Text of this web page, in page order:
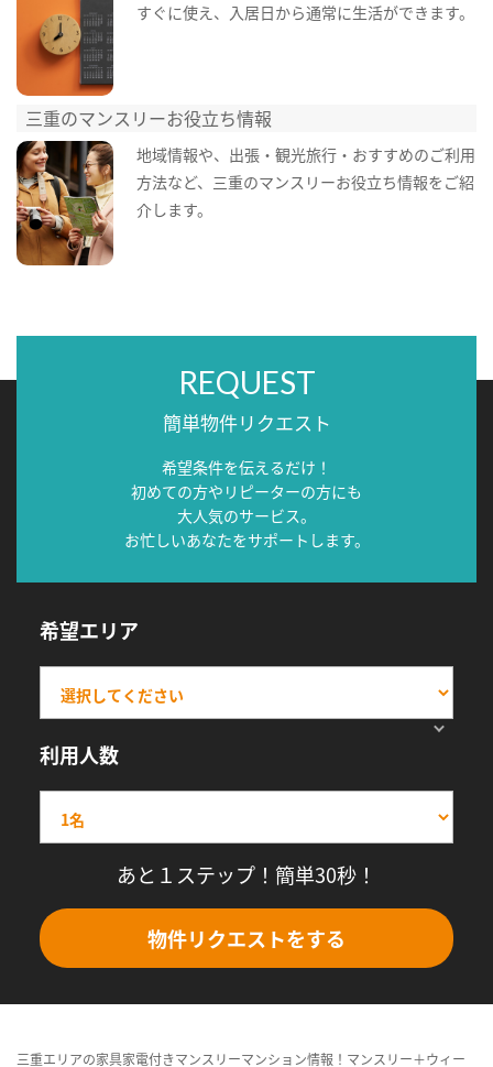
すぐに使え、入居日から通常に生活ができます。
三重のマンスリーお役立ち情報
地域情報や、出張・観光旅行・おすすめのご利用
方法など、三重のマンスリーお役立ち情報をご紹
介します。
REQUEST
簡単物件リクエスト
希望条件を伝えるだけ！
初めての方やリピーターの方にも
大人気のサービス。
お忙しいあなたをサポートします。
希望エリア
利用人数
あと１ステップ！簡単30秒！
物件リクエストをする
三重エリアの家具家電付きマンスリーマンション情報！マンスリー＋ウィー